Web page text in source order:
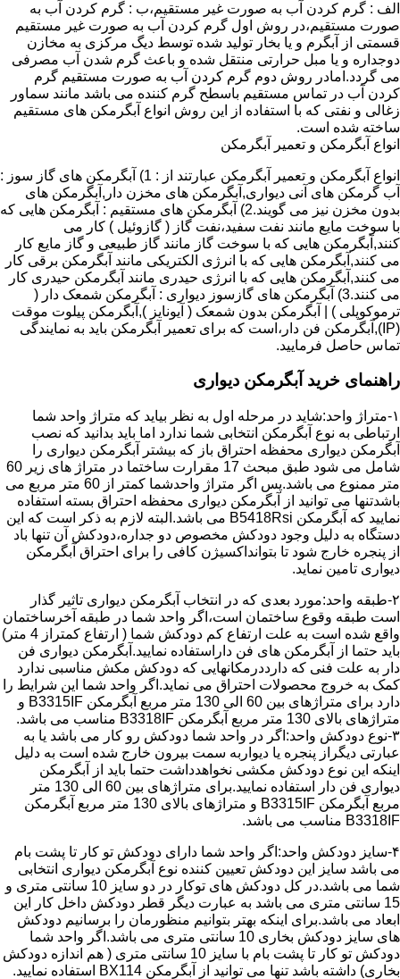
الف : گرم کردن آب به صورت غیر مستقیم،ب : گرم کردن آب به
صورت مستقیم،در روش اول گرم کردن آب به صورت غیر مستقیم
قسمتی از آبگرم و یا بخار تولید شده توسط دیگ مرکزی به مخازن
دوجداره و یا مبل حرارتی منتقل شده و باعث گرم شدن آب مصرفی
می گردد.امادر روش دوم گرم کردن آب به صورت مستقیم گرم
کردن آب در تماس مستقیم باسطح گرم کننده می باشد مانند سماور
زغالی و نفتی که با استفاده از این روش انواع آبگرمکن های مستقیم
ساخته شده است.
انواع آبگرمکن و تعمیر آبگرمکن
انواع آبگرمکن و تعمیر آبگرمکن عبارتند از : 1) آبگرمکن های گاز سوز :
آب گرمکن های آنی دیواری,آبگرمکن های مخزن دار,آبگرمکن های
بدون مخزن نیز می گویند.2) آبگرمکن های مستقیم : آبگرمکن هایی که
با سوخت مایع مانند نفت سفید،نفت گاز ( گازوئیل ) کار می
کنند,آبگرمکن هایی که با سوخت گاز مانند گاز طبیعی و گاز مایع کار
می کنند,آبگرمکن هایی که با انرژی الکتریکی مانند آبگرمکن برقی کار
می کنند,آبگرمکن هایی که با انرژی حیدری مانند آبگرمکن حیدری کار
می کنند.3) آبگرمکن های گازسوز دیواری : آبگرمکن شمعک دار (
ترموکوپلی ) | آبگرمکن بدون شمعک ( آیونایز ),آبگرمکن پیلوت موقت
(IP),آبگرمکن فن دار،است که برای تعمیر آبگرمکن باید به نمایندگی
تماس حاصل فرمایید.
راهنمای خرید آبگرمکن دیواری
۱-متراژ واحد:شاید در مرحله اول به نظر بیاید که متراژ واحد شما
ارتباطی به نوع آبگرمکن انتخابی شما ندارد اما باید بدانید که نصب
آبگرمکن دیواری محفظه احتراق باز که بیشتر آبگرمکن دیواری را
شامل می شود طبق مبحث 17 مقرارت ساختما در متراژ های زیر 60
متر ممنوع می باشد.پس اگر متراژ واحدشما کمتر از 60 متر مربع می
باشدتنها می توانید از آبگرمکن دیواری محفظه احتراق بسته استفاده
نمایید که آبگرمکن B5418Rsi می باشد.البته لازم به ذکر است که این
دستگاه به دلیل وجود دودکش مخصوص دو جداره،دودکش آن تنها باد
از پنجره خارج شود تا بتوانداکسیژن کافی را برای احتراق آبگرمکن
دیواری تامین نماید.
۲-طبقه واحد:مورد بعدی که در انتخاب آبگرمکن دیواری تاثیر گذار
است طبقه وقوع ساختمان است،اگر واحد شما در طبقه آخرساختمان
واقع شده است به علت ارتفاع کم دودکش شما ( ارتفاع کمتراز 4 متر)
باید حتما از آبگرمکن های فن داراستفاده نمایید.آبگرمکن دیواری فن
دار به علت فنی که دارددرمکانهایی که دودکش مکش مناسبی ندارد
کمک به خروج محصولات احتراق می نماید.اگر واحد شما این شرایط را
دارد برای متراژهای بین 60 الی 130 متر مربع آبگرمکن B3315IF و
متراژهای بالای 130 متر مربع آبگرمکن B3318IF مناسب می باشد.
۳-نوع دودکش واحد:اگر در واحد شما دودکش رو کار می باشد یا به
عبارتی دیگراز پنجره یا دیواربه سمت بیرون خارج شده است به دلیل
اینکه این نوع دودکش مکشی نخواهدداشت حتما باید از آبگرمکن
دیواری فن دار استفاده نمایید.برای متراژهای بین 60 الی 130 متر
مربع آبگرمکن B3315IF و متراژهای بالای 130 متر مربع آبگرمکن
B3318IF مناسب می باشد.
۴-سایز دودکش واحد:اگر واحد شما دارای دودکش تو کار تا پشت بام
می باشد سایز این دودکش تعیین کننده نوع آبگرمکن دیواری انتخابی
شما می باشد.در کل دودکش های توکار در دو سایز 10 سانتی متری و
15 سانتی متری می باشد به عبارت دیگر قطر دودکش داخل کار این
ابعاد می باشد.برای اینکه بهتر بتوانیم منظورمان را برسانیم دودکش
های سایز دودکش بخاری 10 سانتی متری می باشد.اگر واحد شما
دودکش تو کار تا پشت بام با سایز 10 سانتی متری ( هم اندازه دودکش
بخاری) داشته باشد تنها می توانید از آبگرمکن BX114 استفاده نمایید.